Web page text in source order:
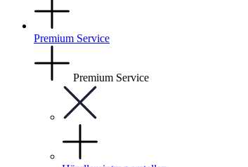
Premium Service
Premium Service